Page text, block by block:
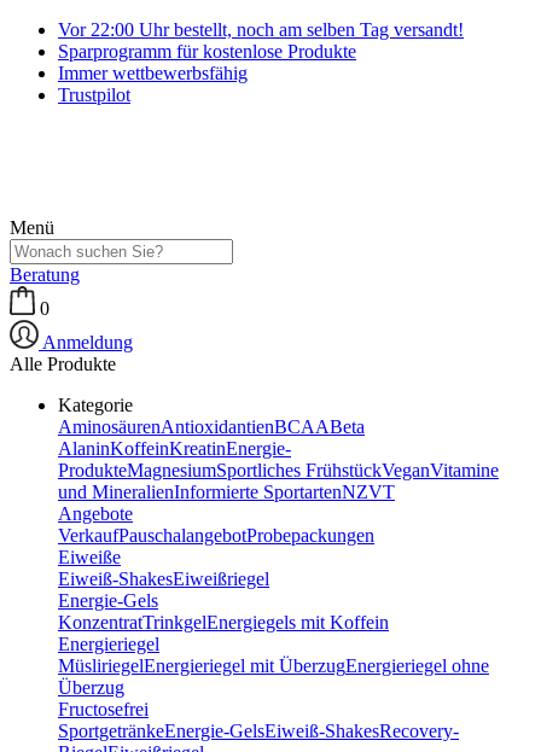
Vor 22:00 Uhr bestellt, noch am selben Tag versandt!
Sparprogramm für kostenlose Produkte
Immer wettbewerbsfähig
Trustpilot
Menü
Beratung
0
Anmeldung
Alle Produkte
Kategorie
AminosäurenAntioxidantienBCAABeta
AlaninKoffeinKreatinEnergie-
ProdukteMagnesiumSportliches FrühstückVeganVitamine
und MineralienInformierte SportartenNZVT
Angebote
VerkaufPauschalangebotProbepackungen
Eiweiße
Eiweiß-ShakesEiweißriegel
Energie-Gels
KonzentratTrinkgelEnergiegels mit Koffein
Energieriegel
MüsliriegelEnergieriegel mit ÜberzugEnergieriegel ohne
Überzug
Fructosefrei
SportgetränkeEnergie-GelsEiweiß-ShakesRecovery-